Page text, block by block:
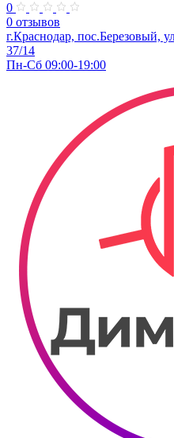
0
0 отзывов
г.Краснодар, пос.Березовый,
37/14
Пн-Сб 09:00-19:00